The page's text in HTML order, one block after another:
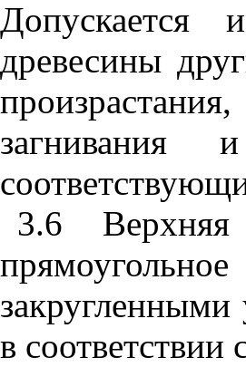
Допускается
древесины
3.6 Верхняя
в